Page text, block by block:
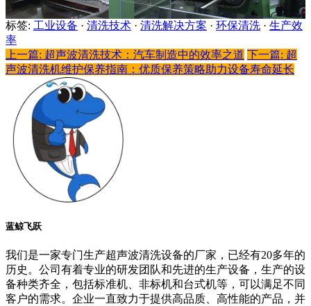
标签: 工业设备 · 清洗技术 · 清洗解决方案 · 环保清洗 · 生产效
率
上一篇: 超声波清洗技术：汽车制造中的效率之道 下一篇: 超
声波清洗机维护保养指南：优质保养策略助力设备寿命延长
蓝鲸飞跃
我们是一家专门生产超声波清洗设备的厂家，已经有20多年的
历史。公司有着专业的研发团队和先进的生产设备，生产的设
备种类齐全，包括标准机、非标机和台式机等，可以满足不同
客户的需求。企业一直致力于提供高品质、高性能的产品，并